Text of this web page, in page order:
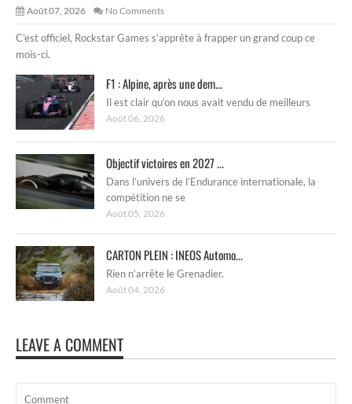
Août 07, 2026 No Comments
C’est officiel, Rockstar Games s’apprête à frapper un grand coup ce
mois-ci.
F1 : Alpine, après une dem...
Il est clair qu’on nous avait vendu de meilleurs
Août 06, 2026
Objectif victoires en 2027 ...
Dans l’univers de l’Endurance internationale, la
compétition ne se
Août 05, 2026
CARTON PLEIN : INEOS Automo...
Rien n’arrête le Grenadier.
Août 04, 2026
LEAVE A COMMENT